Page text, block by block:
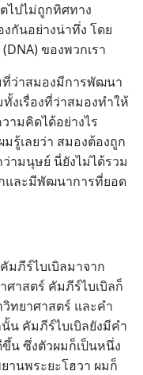
ไป​ไม่​ถูก​ทิศ​ทาง
กัน​อย่าง​น่า​ทึ่ง โดย​
ของ​พวก​เรา
ที่​ว่า​สมอง​มี​การ​พัฒนา​
ง​เรื่อง​ที่​ว่า​สมอง​ทำ​ให้​
าม​คิด​ได้​อย่าง​ไร
รู้​เลย​ว่า สมอง​ต้อง​ถูก​
มนุษย์ นี่​ยัง​ไม่​ได้​รวม​
และ​มี​พัฒนาการ​ที่​ยอด​
มภีร์​ไบเบิล​มา​จาก​
ศาสตร์ คัมภีร์​ไบเบิล​ก็​
ทยาศาสตร์ และ​คำ​
น คัมภีร์​ไบเบิล​ยัง​มี​คำ​
น ซึ่ง​ตัว​ผม​ก็​เป็น​หนึ่ง​
าน​พระ​ยะโฮวา ผม​ก็​